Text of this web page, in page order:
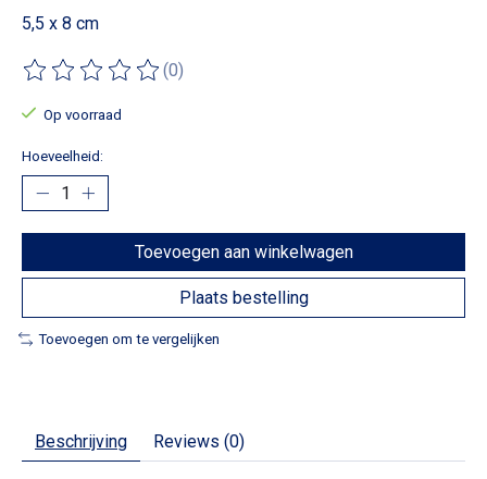
5,5 x 8 cm
De beoordeling van dit product is
(0)
Op voorraad
Hoeveelheid:
Toevoegen aan winkelwagen
Plaats bestelling
Toevoegen om te vergelijken
Beschrijving Reviews (0)